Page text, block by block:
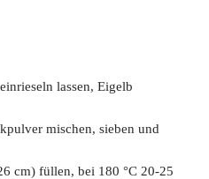
lassen, Eigelb
mischen, sieben und
cm) füllen, bei 180 °C 20-25